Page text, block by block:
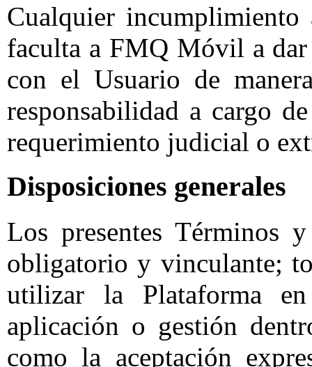
Cualquier incumplimiento
faculta a FMQ Móvil a
con el Usuario de
responsabilidad a cargo
requerimiento judicial o
Disposiciones generales
Los presentes Términos
obligatorio y vinculante;
utilizar la Plataforma
aplicación o gestión
como la aceptación